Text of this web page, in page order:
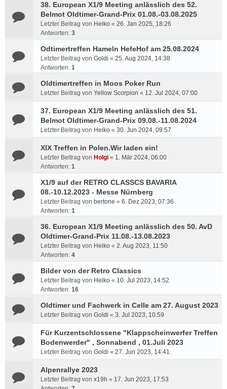
38. European X1/9 Meeting anlässlich des 52.
Belmot Oldtimer-Grand-Prix 01.08.-03.08.2025
Letzter Beitrag von Heiko « 26. Jan 2025, 18:26
Antworten: 3
Odtimertreffen Hameln HefeHof am 25.08.2024
Letzter Beitrag von Goldi « 25. Aug 2024, 14:38
Antworten: 1
Oldtimertreffen in Moos Poker Run
Letzter Beitrag von Yellow Scorpion « 12. Jul 2024, 07:00
37. European X1/9 Meeting anlässlich des 51.
Belmot Oldtimer-Grand-Prix 09.08.-11.08.2024
Letzter Beitrag von Heiko « 30. Jun 2024, 09:57
XIX Treffen in Polen.Wir laden ein!
Letzter Beitrag von Holgi « 1. Mär 2024, 06:00
Antworten: 1
X1/9 auf der RETRO CLASSCS BAVARIA
08.-10.12.2023 - Messe Nürnberg
Letzter Beitrag von bertone « 6. Dez 2023, 07:36
Antworten: 1
36. European X1/9 Meeting anlässlich des 50. AvD
Oldtimer-Grand-Prix 11.08.-13.08.2023
Letzter Beitrag von Heiko « 2. Aug 2023, 11:50
Antworten: 4
Bilder von der Retro Classics
Letzter Beitrag von Heiko « 10. Jul 2023, 14:52
Antworten: 16
Oldtimer und Fachwerk in Celle am 27. August 2023
Letzter Beitrag von Goldi « 3. Jul 2023, 10:59
Für Kurzentschlossene "Klappscheinwerfer Treffen
Bodenwerder" , Sonnabend , 01.Juli 2023
Letzter Beitrag von Goldi « 27. Jun 2023, 14:41
Alpenrallye 2023
Letzter Beitrag von x19h « 17. Jun 2023, 17:53